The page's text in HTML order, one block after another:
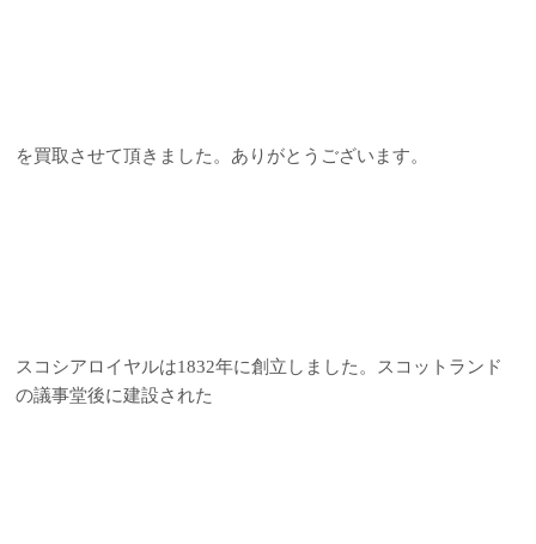
を買取させて頂きました。ありがとうございます。
スコシアロイヤルは1832年に創立しました。スコットランド
の議事堂後に建設された